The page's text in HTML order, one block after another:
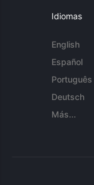
Idiomas
English
Español
Português
Deutsch
Más...